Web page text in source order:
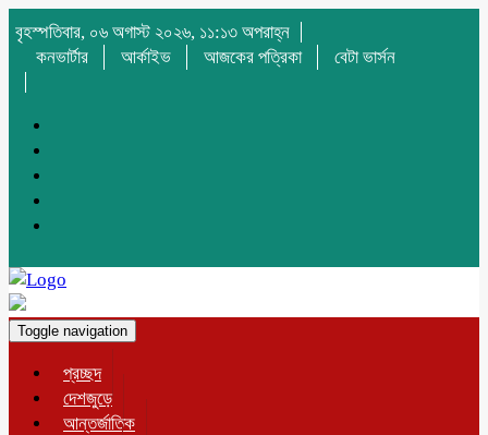
বৃহস্পতিবার, ০৬ অগাস্ট ২০২৬, ১১:১৩ অপরাহ্ন
কনভার্টার
আর্কাইভ আজকের পত্রিকা বেটা ভার্সন
Toggle navigation
প্রচ্ছদ
দেশজুড়ে
আন্তর্জাতিক